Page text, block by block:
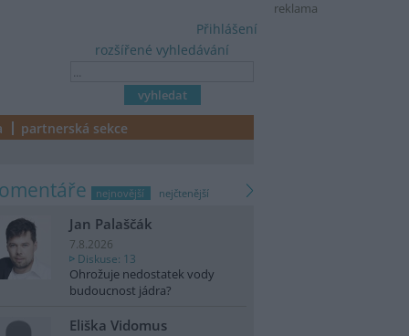
reklama
rozšířené vyhledávání
Přihlášení
partnerská sekce
nejnovější nejčtenější
Jan Palaščák
7.8.2026
Diskuse: 13
Ohrožuje nedostatek vody
budoucnost jádra?
Eliška Vidomus